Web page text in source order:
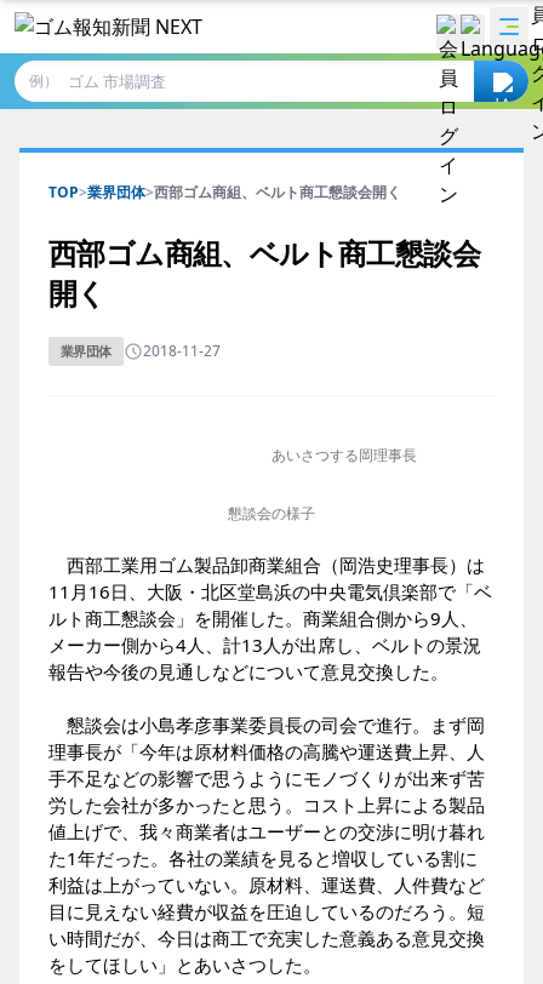
例）
TOP>業界団体>西部ゴム商組、ベルト商工懇談会開く
西部ゴム商組、ベルト商工懇談会
開く
業界団体 2018-11-27
あいさつする岡理事長
懇談会の様子
西部工業用ゴム製品卸商業組合（岡浩史理事長）は
11月16日、大阪・北区堂島浜の中央電気倶楽部で「ベ
ルト商工懇談会」を開催した。商業組合側から9人、
メーカー側から4人、計13人が出席し、ベルトの景況
報告や今後の見通しなどについて意見交換した。
懇談会は小島孝彦事業委員長の司会で進行。まず岡
理事長が「今年は原材料価格の高騰や運送費上昇、人
手不足などの影響で思うようにモノづくりが出来ず苦
労した会社が多かったと思う。コスト上昇による製品
値上げで、我々商業者はユーザーとの交渉に明け暮れ
た1年だった。各社の業績を見ると増収している割に
利益は上がっていない。原材料、運送費、人件費など
目に見えない経費が収益を圧迫しているのだろう。短
い時間だが、今日は商工で充実した意義ある意見交換
をしてほしい」とあいさつした。